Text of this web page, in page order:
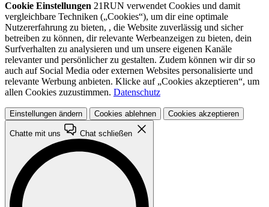
Cookie Einstellungen 21RUN verwendet Cookies und damit
vergleichbare Techniken („Cookies“), um dir eine optimale
Nutzererfahrung zu bieten, , die Website zuverlässig und sicher
betreiben zu können, dir relevante Werbeanzeigen zu bieten, dein
Surfverhalten zu analysieren und um unsere eigenen Kanäle
relevanter und persönlicher zu gestalten. Zudem können wir dir so
auch auf Social Media oder externen Websites personalisierte und
relevante Werbung anbieten. Klicke auf „Cookies akzeptieren“, um
allen Cookies zuzustimmen. Datenschutz
Einstellungen ändern Cookies ablehnen Cookies akzeptieren
Chatte mit uns Chat schließen